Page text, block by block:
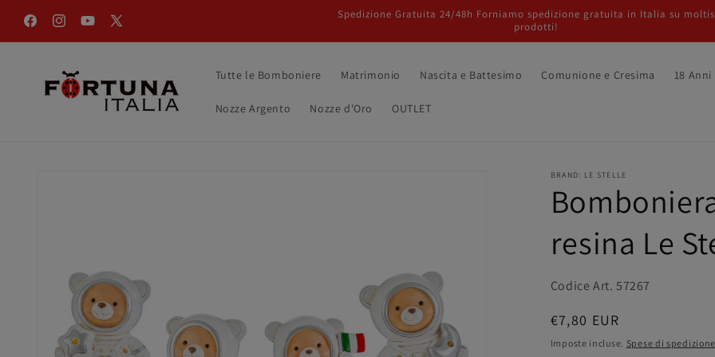
direttamente
ai contenuti
FacebookInstagramYouTube
X
Spedizione Gratuita 24/48h Forniamo spedizione gratuita in Italia su
prodotti!
Tutte le Bomboniere Matrimonio Nascita e Battesimo Comunione e Cresima 18 Anni
Nozze Argento Nozze d'Oro OUTLET
BRAND: LE STELLE
resina Le
Codice Art. 57267
Prezzo
di
€7,80 EUR
Imposte incluse. Spese di spedizione